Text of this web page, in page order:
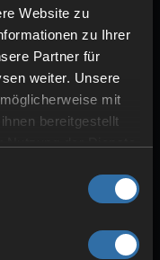
Website zu
zu Ihrer
Partner für
weiter. Unsere
mit
bereitgestellt